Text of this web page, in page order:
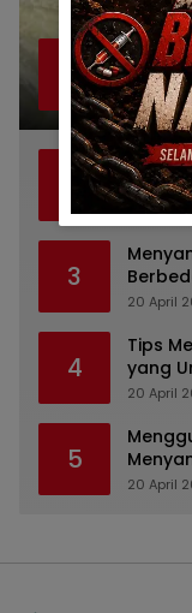
1
Untuk
23 April
yang
20 April
3
dan
20 April
4
Tips
yang
20 April
5
20 April